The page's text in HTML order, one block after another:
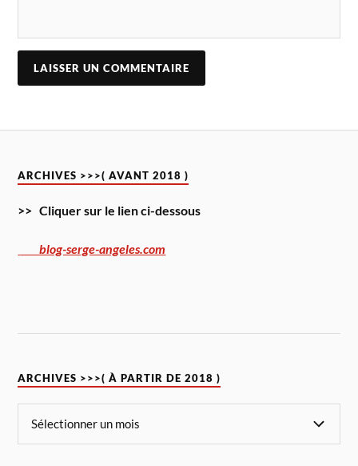
ARCHIVES >>>( AVANT 2018 )
>> Cliquer sur le lien ci-dessous
blog-serge-angeles.com
ARCHIVES >>>( À PARTIR DE 2018 )